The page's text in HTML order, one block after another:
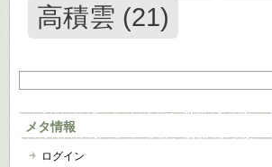
高積雲 (21)
メタ情報
ログイン